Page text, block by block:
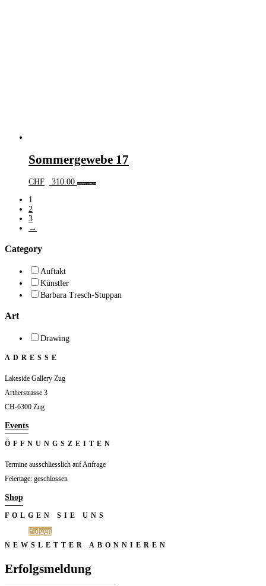
Sommergewebe 17
CHF 310.00 In den Warenkorb
1
2
3
→
Category
Auftakt
Künstler
Barbara Tresch-Stuppan
Art
Drawing
ADRESSE
Lakeside Gallery Zug
Artherstrasse 3
CH-6300 Zug
Events
ÖFFNUNGSZEITEN
Termine ausschliesslich auf Anfrage
Feiertage: geschlossen
Shop
FOLGEN SIE UNS
Folgen
NEWSLETTER ABONNIEREN
Erfolgsmeldung